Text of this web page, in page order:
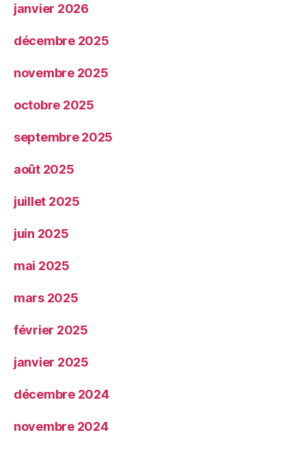
janvier 2026
décembre 2025
novembre 2025
octobre 2025
septembre 2025
août 2025
juillet 2025
juin 2025
mai 2025
mars 2025
février 2025
janvier 2025
décembre 2024
novembre 2024